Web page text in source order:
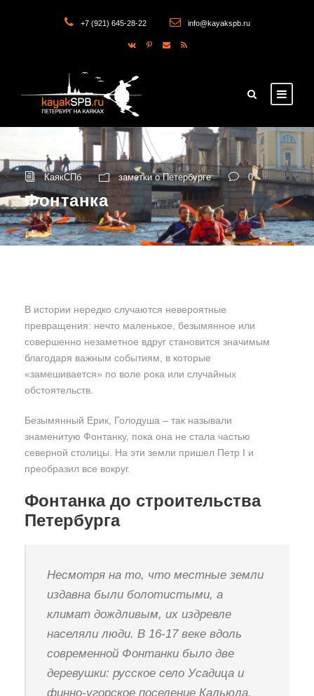
+7 (921) 645-28-22 info@kayakspb.ru
КаякСПб заметки о Петербурге 0
Фонтанка
В истории нередко случаются невероятные
превращения: нечто маленькое, безымянное или
совершенно незаметное вдруг становится значимым
благодаря важным событиям, в которые
«замешивается» по воле рока или случайных
обстоятельств.
Безымянный Ерик, Голодуша – так называли
знаменитую Фонтанку, пока она не стала частью
северной столицы. На эти земли пришел Петр I и
преобразил все вокруг.
Фонтанка до строительства
Петербурга
Несмотря на то, что местные земли
издавна были болотистыми, а
климат дождливым, их издревле
населяли люди. В 16-17 веке вдоль
современной Фонтанки было две
деревушки: русское село Усадица и
финно-угорское поселение Кальюла.